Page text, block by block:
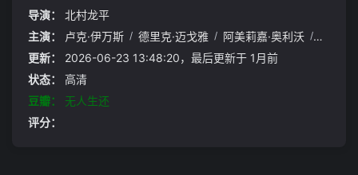
子，对方是在一起震惊全国的血型杀人案中失踪的艾玛•沃德
（阿德莱德·克莱蒙丝 Adelaide Clemens 饰）。
导演：
北村龙平
主演：
卢克·伊万斯 / 德里克·迈戈雅 / 阿美莉嘉·奥利沃 / 阿德莱
更新：
2026-06-23 13:48:20，最后更新于 1月前
状态：
高清
豆瓣：
无人生还
评分：